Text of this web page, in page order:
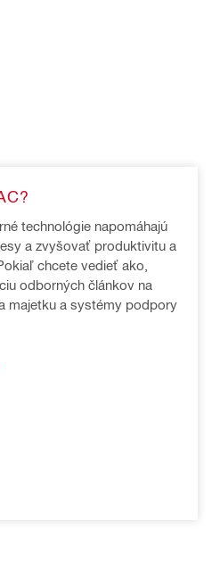
technológie napomáhajú
a zvyšovať produktivitu a
chcete vedieť ako,
odborných článkov na
majetku a systémy podpory